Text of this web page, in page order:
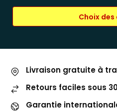
Choix
Livraison gratuite à
Retours faciles sous
Garantie